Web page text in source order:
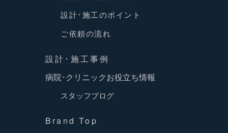
設計･施工のポイント
ご依頼の流れ
設計･施工事例
病院･クリニックお役立ち情報
スタッフブログ
Brand Top